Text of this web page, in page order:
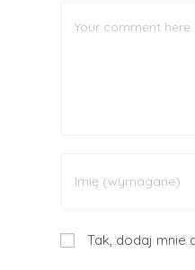
Tak, dodaj mnie